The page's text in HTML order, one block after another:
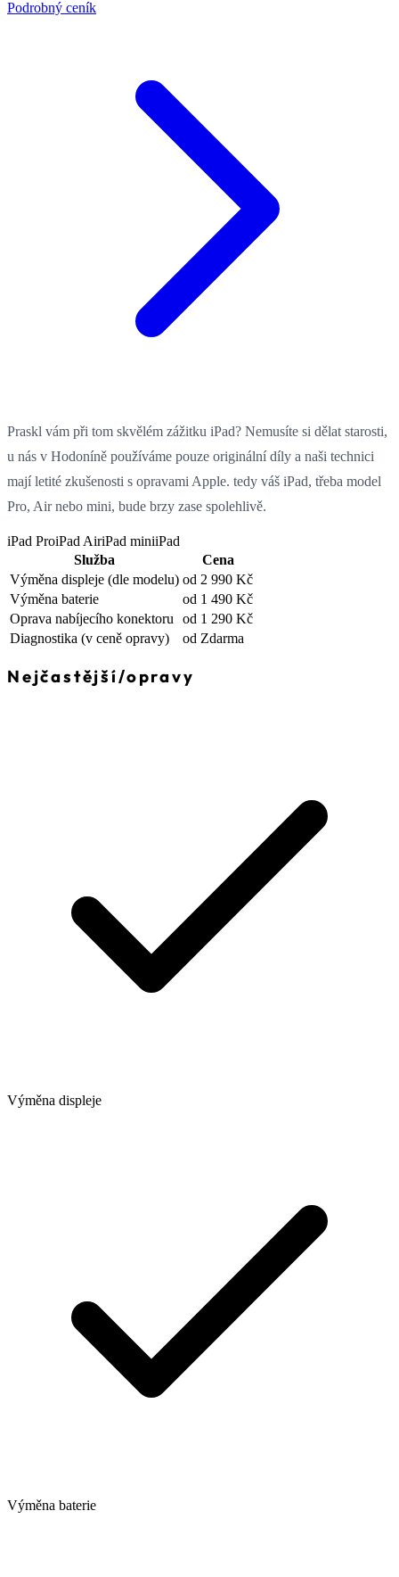
Podrobný ceník
Praskl vám při tom skvělém zážitku iPad? Nemusíte si dělat starosti,
u nás v Hodoníně používáme pouze originální díly a naši technici
mají letité zkušenosti s opravami Apple. tedy váš iPad, třeba model
Pro, Air nebo mini, bude brzy zase spolehlivě.
iPad ProiPad AiriPad miniiPad
Služba
Cena
Výměna displeje (dle modelu) od 2 990 Kč
Výměna baterie
od 1 490 Kč
Oprava nabíjecího konektoru
od 1 290 Kč
Diagnostika (v ceně opravy) od Zdarma
Nejčastější/opravy
Výměna displeje
Výměna baterie